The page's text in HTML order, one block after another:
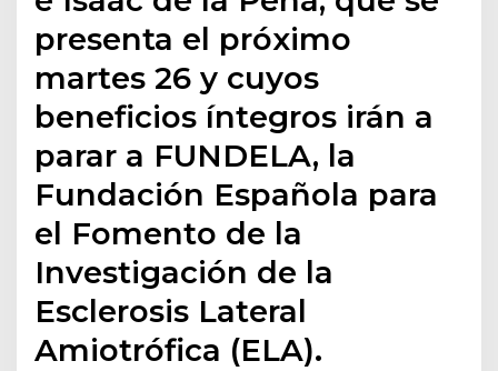
presenta el próximo
martes 26 y cuyos
beneficios íntegros irán a
parar a FUNDELA, la
Fundación Española para
el Fomento de la
Investigación de la
Esclerosis Lateral
Amiotrófica (ELA).